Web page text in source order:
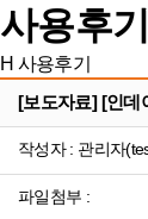
사용후기
H 사용후기
[보도자료] [인데
작성자 : 관리자
파일첨부 :